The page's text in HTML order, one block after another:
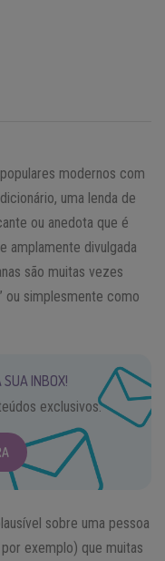
modernos com
uma lenda de
ou anedota que é
amplamente divulgada
são muitas vezes
ou simplesmente como
SUA INBOX!
exclusivos.
sobre uma pessoa
exemplo) que muitas